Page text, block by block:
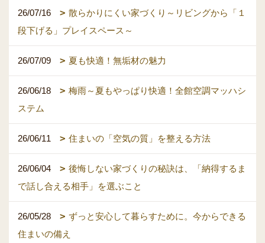
26/07/16
散らかりにくい家づくり～リビングから「１
段下げる」プレイスペース～
26/07/09 夏も快適！無垢材の魅力
26/06/18
梅雨～夏もやっぱり快適！全館空調マッハシ
ステム
26/06/11 住まいの「空気の質」を整える方法
26/06/04
後悔しない家づくりの秘訣は、「納得するま
で話し合える相手」を選ぶこと
26/05/28
ずっと安心して暮らすために。今からできる
住まいの備え